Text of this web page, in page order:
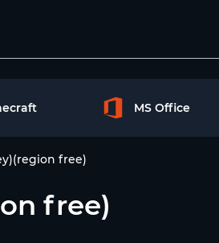
MS Office
free)
free)